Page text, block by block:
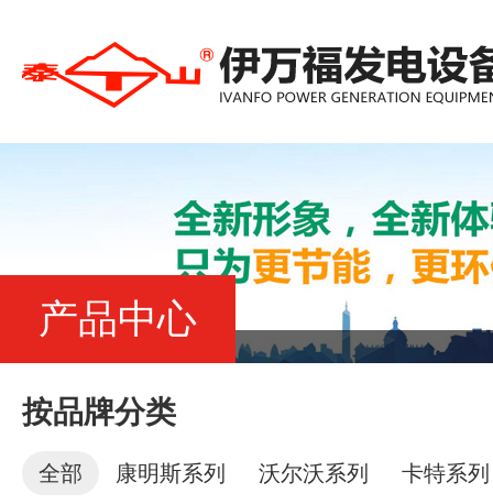
产品中心
按品牌分类
全部 康明斯系列 沃尔沃系列
卡特系列